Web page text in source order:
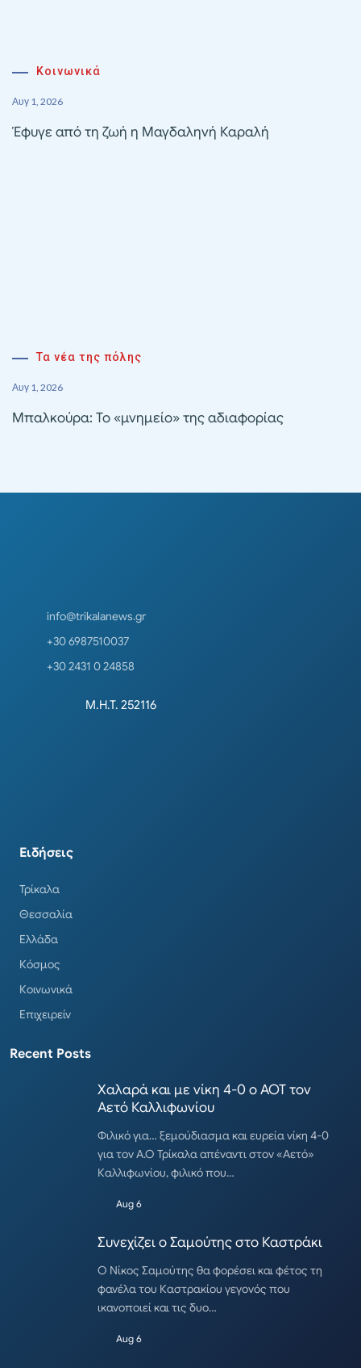
Κοινωνικά
Αυγ 1, 2026
Έφυγε από τη ζωή η Μαγδαληνή Καραλή
Τα νέα της πόλης
Αυγ 1, 2026
Μπαλκούρα: Το «μνημείο» της αδιαφορίας
info@trikalanews.gr
+30 6987510037
+30 2431 0 24858
Μ.Η.Τ. 252116
Ειδήσεις
Τρίκαλα
Θεσσαλία
Ελλάδα
Κόσμος
Κοινωνικά
Επιχειρείν
Recent Posts
Χαλαρά και με νίκη 4-0 ο ΑΟΤ τον
Αετό Καλλιφωνίου
Φιλικό για… ξεμούδιασμα και ευρεία νίκη 4-0
για τον Α.Ο Τρίκαλα απέναντι στον «Αετό»
Καλλιφωνίου, φιλικό που…
Aug 6
Συνεχίζει ο Σαμούτης στο Καστράκι
Ο Νίκος Σαμούτης θα φορέσει και φέτος τη
φανέλα του Καστρακίου γεγονός που
ικανοποιεί και τις δυο…
Aug 6